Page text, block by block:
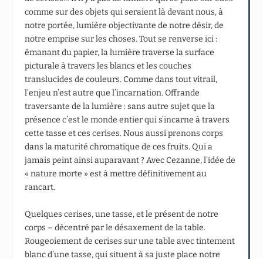
comme sur des objets qui seraient là devant nous, à
notre portée, lumière objectivante de notre désir, de
notre emprise sur les choses. Tout se renverse ici :
émanant du papier, la lumière traverse la surface
picturale à travers les blancs et les couches
translucides de couleurs. Comme dans tout vitrail,
l’enjeu n’est autre que l’incarnation. Offrande
traversante de la lumière : sans autre sujet que la
présence c’est le monde entier qui s’incarne à travers
cette tasse et ces cerises. Nous aussi prenons corps
dans la maturité chromatique de ces fruits. Qui a
jamais peint ainsi auparavant ? Avec Cezanne, l’idée de
« nature morte » est à mettre définitivement au
rancart.
Quelques cerises, une tasse, et le présent de notre
corps – décentré par le désaxement de la table.
Rougeoiement de cerises sur une table avec tintement
blanc d’une tasse, qui situent à sa juste place notre